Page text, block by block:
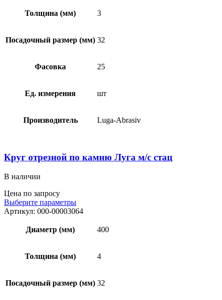
Толщина (мм) 3
Посадочный размер (мм) 32
Фасовка 25
Ед. измерения шт
Производитель Luga-Abrasiv
Круг отрезной по камню Луга м/с стац
В наличии
Цена по запросу
Выберите параметры
Артикул: 000-00003064
Диаметр (мм) 400
Толщина (мм) 4
Посадочный размер (мм) 32